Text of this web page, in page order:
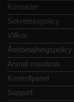
Kontakter
Sekretesspolicy
Villkor
Återbetalningspolicy
Anmäl missbruk
Kontrollpanel
Support